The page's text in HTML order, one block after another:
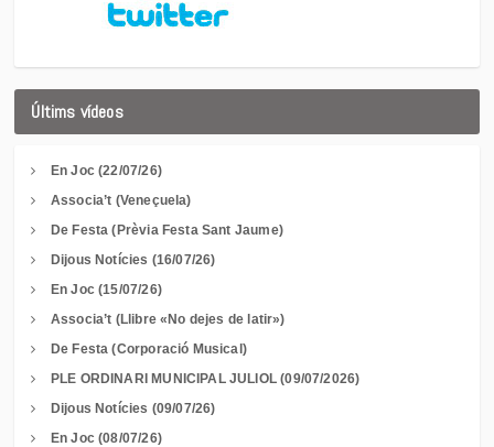
Últims vídeos
En Joc (22/07/26)
Associa’t (Veneçuela)
De Festa (Prèvia Festa Sant Jaume)
Dijous Notícies (16/07/26)
En Joc (15/07/26)
Associa’t (Llibre «No dejes de latir»)
De Festa (Corporació Musical)
PLE ORDINARI MUNICIPAL JULIOL (09/07/2026)
Dijous Notícies (09/07/26)
En Joc (08/07/26)